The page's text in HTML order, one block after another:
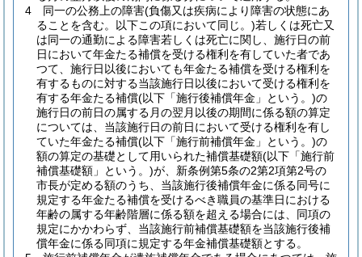
4
同一の公務上の障害(負傷又は疾病により障害の状態にあ
ることを含む。以下この項において同じ。)若しくは死亡又
は同一の通勤による障害若しくは死亡に関し、施行日の前
日において年金たる補償を受ける権利を有していた者であ
つて、施行日以後においても年金たる補償を受ける権利を
有するものに対する当該施行日以後において受ける権利を
有する年金たる補償(以下「施行後補償年金」という。)の
施行日の前日の属する月の翌月以後の期間に係る額の算定
については、当該施行日の前日において受ける権利を有し
ていた年金たる補償(以下「施行前補償年金」という。)の
額の算定の基礎として用いられた補償基礎額(以下「施行前
補償基礎額」という。)が、新条例第5条の2第2項第2号の
市長が定める額のうち、当該施行後補償年金に係る同号に
規定する年金たる補償を受けるべき職員の基準日における
年齢の属する年齢階層に係る額を超える場合には、同項の
規定にかかわらず、当該施行前補償基礎額を当該施行後補
償年金に係る同項に規定する年金補償基礎額とする。